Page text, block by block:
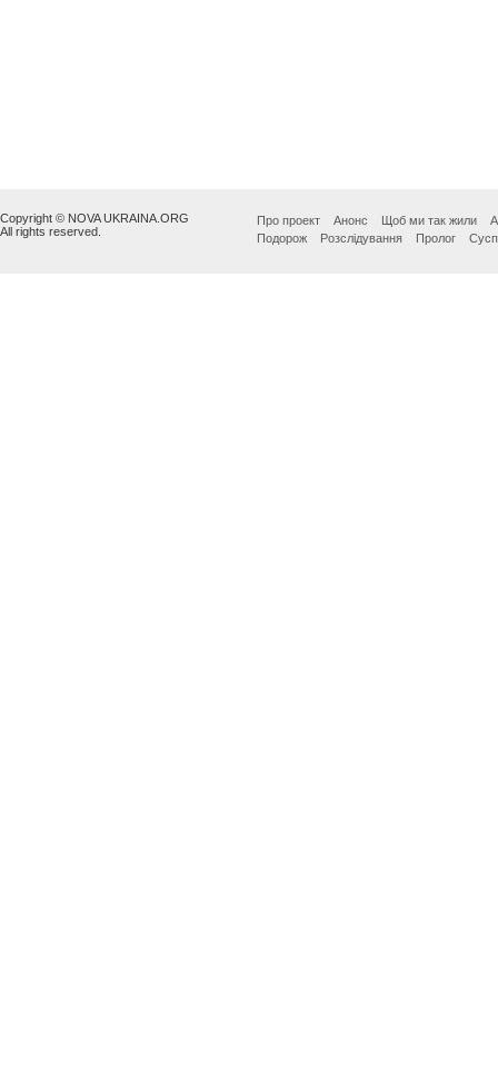
Copyright © NOVA UKRAINA.ORG
All rights reserved.
Про проект Анонс Щоб ми так жили
Подорож
Розслідування Пролог